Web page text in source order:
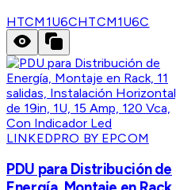
HTCM1U6CHTCM1U6C
LINKEDPRO BY EPCOM
PDU para Distribución de